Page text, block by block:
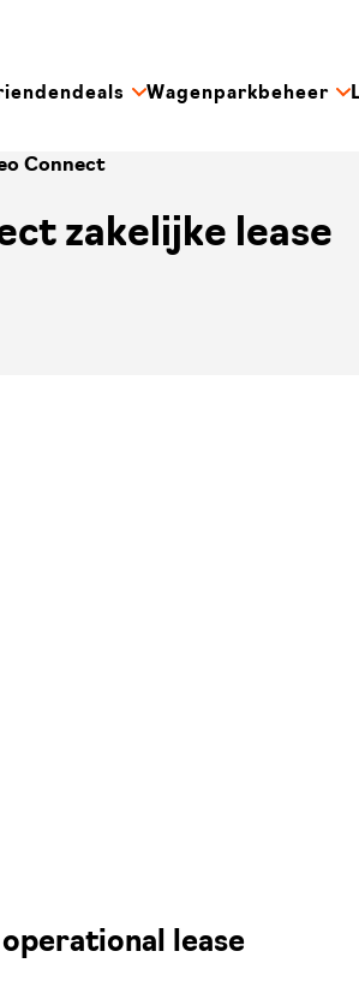
Wagenparkbeheer
Connect
zakelijke lease
lease